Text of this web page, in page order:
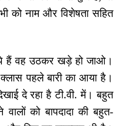
को नाम और विशेषता सहित
हैं वह उठकर खड़े हो जाओ।
पहले बारी का आया है।
दे रहा है टी.वी. में। बहुत
को बापदादा की बहुत-